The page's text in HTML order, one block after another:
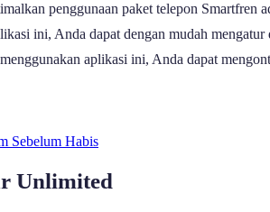
penggunaan paket telepon
ini, Anda dapat dengan mudah
aplikasi ini, Anda dapat
Sebelum Habis
Unlimited